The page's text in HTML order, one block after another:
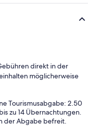
direkt in der
möglicherweise
Tourismusabgabe: 2.50
zu 14 Übernachtungen.
der Abgabe befreit.